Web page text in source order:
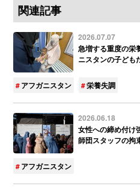
関連記事
2026.07.07
急増する重度の栄
ニスタンの子ども
アフガニスタン 栄養失調
2026.06.18
女性への締め付
師団スタッフの拘
アフガニスタン